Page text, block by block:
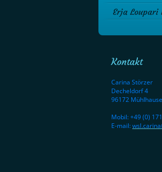
Erja Loupari
Kontakt
Carina Störzer
Decheldorf 4
96172
Mobil: +49 (0)
E-mail: